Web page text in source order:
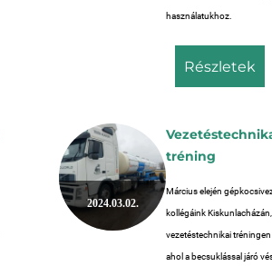
használatukhoz.
részletek
2024.03.02.
tréning
Március elején
kollégáink
vezetéstechnikai tréningen
ahol a becsuklással járó